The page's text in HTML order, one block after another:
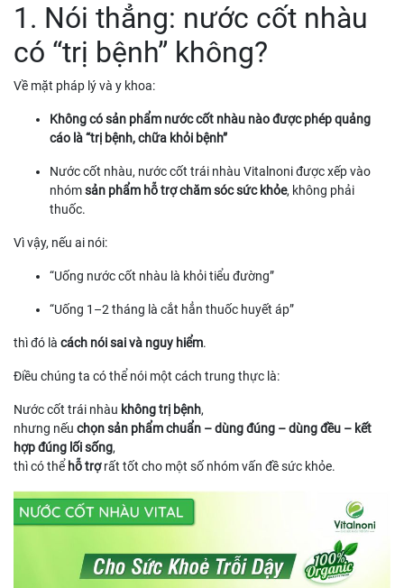
1. Nói thẳng: nước cốt nhàu
có “trị bệnh” không?
Về mặt pháp lý và y khoa:
Không có sản phẩm nước cốt nhàu nào được phép quảng
cáo là “trị bệnh, chữa khỏi bệnh”
Nước cốt nhàu, nước cốt trái nhàu Vitalnoni được xếp vào
nhómsản phẩm hỗ trợ chăm sóc sức khỏe, không phải
thuốc.
Vì vậy, nếu ai nói:
“Uống nước cốt nhàu là khỏi tiểu đường”
“Uống 1–2 tháng là cắt hẳn thuốc huyết áp”
thì đó là cách nói sai và nguy hiểm.
Điều chúng ta có thể nói một cách trung thực là:
Nước cốt trái nhàu không trị bệnh,
nhưng nếu chọn sản phẩm chuẩn – dùng đúng – dùng đều – kết
hợp đúng lối sống,
thì có thể hỗ trợrất tốt cho một số nhóm vấn đề sức khỏe.